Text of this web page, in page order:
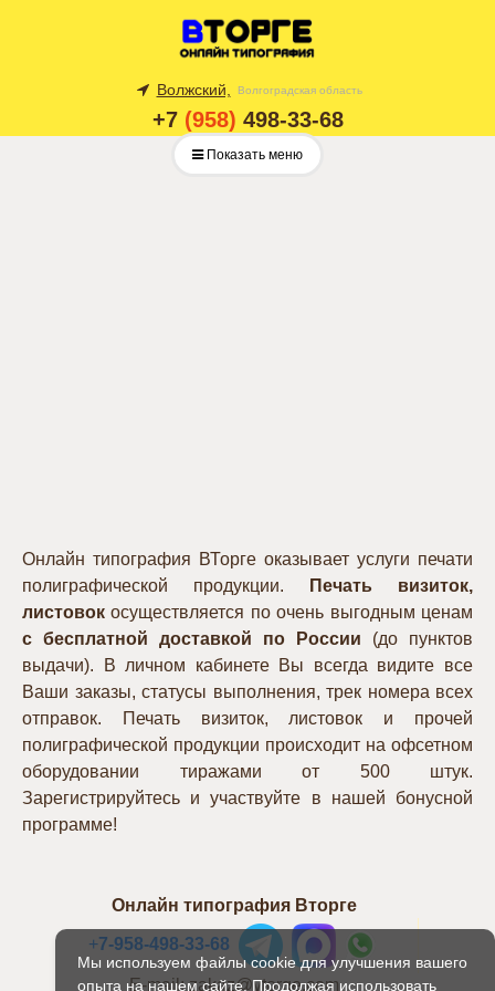
Волжский, Волгоградская область
+7 (958) 498-33-68
Показать меню
Мы используем файлы cookie для улучшения вашего
опыта на нашем сайте. Продолжая использовать
Онлайн типография ВТорге оказывает услуги печати
полиграфической продукции.
Печать визиток,
листовок осуществляется по очень выгодным ценам
с бесплатной доставкой по России (до пунктов
выдачи). В личном кабинете Вы всегда видите все
Ваши заказы, статусы выполнения, трек номера всех
отправок. Печать визиток, листовок и прочей
полиграфической продукции происходит на офсетном
оборудовании тиражами от 500 штук.
Зарегистрируйтесь и участвуйте в нашей бонусной
программе!
Онлайн типография Вторге
+7-958-498-33-68
E-mail: zakaz@vtorge.com